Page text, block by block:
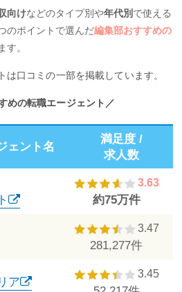
向けなどのタイプ別や年代別 で使える
のポイントで選んだ編集部おすすめの
す。
は口コミの一部を掲載しています。
めの転職エージェント／
ェント名
満足度 /
求人数
3.63
約75万件
3.47
281,277件
ア
3.45